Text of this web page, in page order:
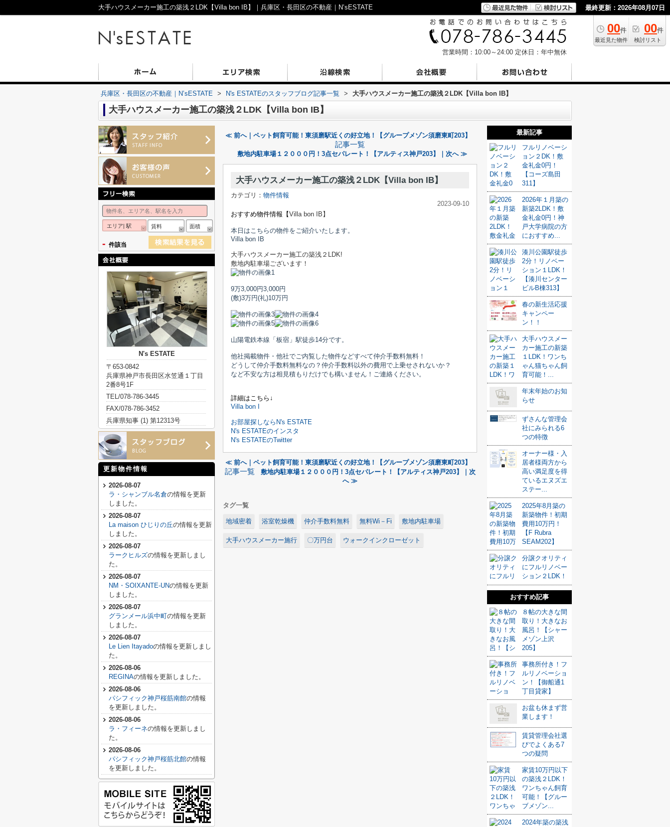
大手ハウスメーカー施工の築浅２LDK【Villa bon IB】｜兵庫区・長田区の不動産｜N’sESTATE 最終更新：2026年08月07日
00件
最近見た物件
00件
検討リスト
営業時間：10:00～24:00 定休日：年中無休
兵庫区・長田区の不動産｜N’sESTATE > N's ESTATEのスタッフブログ記事一覧 > 大手ハウスメーカー施工の築浅２LDK【Villa bon IB】
大手ハウスメーカー施工の築浅２LDK【Villa bon IB】
≪ 前へ｜ペット飼育可能！東須磨駅近くの好立地！【グループメゾン須磨東町203】
記事一覧
敷地内駐車場１２０００円！3点セパレート！【アルティス神戸203】｜次へ ≫
大手ハウスメーカー施工の築浅２LDK【Villa bon IB】
カテゴリ： 物件情報
2023-09-10
おすすめ物件情報【Villa bon I B】
本日はこちらの物件をご紹介いたします。
Villa bon I
B
大手ハウスメーカー施工の築浅２LDK!
敷地内駐車場ございます！
9万3,000円3,000円
(敷)3万円(礼)10万円
山陽電鉄本線「板宿」駅徒歩14分です。
他社掲載物件・他社でご内覧した物件などすべて仲介手数料無料！
どうして仲介手数料無料なの？仲介手数料以外の費用で上乗せされないか？
など不安な方は相見積もりだけでも構いません！ご連絡ください。
詳細はこちら↓
Villa bon I
お部屋探しならN's ESTATE
N's ESTATEのインスタ
N's ESTATEのTwitter
≪ 前へ｜ペット飼育可能！東須磨駅近くの好立地！【グループメゾン須磨東町203】
記事一覧
敷地内駐車場１２０００円！3点セパレート！【アルティス神戸203】｜次
へ ≫
タグ一覧
地域密着 浴室乾燥機 仲介手数料無料 無料Wi－Fi 敷地内駐車場
大手ハウスメーカー施行 〇万円台 ウォークインクローゼット
最新記事
フルリノベーシ
ョン２DK！敷
金礼金0円！
【コーズ島田
311】
2026年１月築の
新築2LDK！敷
金礼金0円！神
戸大学病院の方
におすすめ...
湊川公園駅徒歩
2分！リノベー
ション１LDK！
【湊川センター
ビルB棟313】
春の新生活応援
キャンペー
ン！！
大手ハウスメー
カー施工の新築
１LDK！ワンち
ゃん猫ちゃん飼
育可能！...
年末年始のお知
らせ
ずさんな管理会
社にみられる6
つの特徴
オーナー様・入
居者様両方から
高い満足度を得
ているエヌズエ
ステー...
2025年8月築の
新築物件！初期
費用10万円！
【F Rubra
SEAM202】
分譲クオリティ
にフルリノベー
ション２LDK！
おすすめ記事
８帖の大きな間
取り！大きなお
風呂！【シャー
メゾン上沢
205】
事務所付き！フ
ルリノベーショ
ン！【御船通1
丁目貸家】
お盆も休まず営
業します！
賃貸管理会社選
びでよくある7
つの疑問
家賃10万円以下
の築浅２LDK！
ワンちゃん飼育
可能！【グルー
ブメゾン...
2024年築の築浅
エリア| 駅 賃料 面積
- 件該当
N's ESTATE
〒653-0842
兵庫県神戸市長田区水笠通１丁目
2番8号1F
TEL/078-786-3445
FAX/078-786-3452
兵庫県知事 (1) 第12313号
更新物件情報
2026-08-07
ラ・シャンブル名倉の情報を更新
しました。
2026-08-07
La maison ひじりの丘の情報を更新
しました。
2026-08-07
ラークヒルズの情報を更新しまし
た。
2026-08-07
NM・SOIXANTE-UNの情報を更新
しました。
2026-08-07
グランメール浜中町の情報を更新
しました。
2026-08-07
Le Lien Itayadoの情報を更新しまし
た。
2026-08-06
REGINAの情報を更新しました。
2026-08-06
パシフィック神戸桜筋南館の情報
を更新しました。
2026-08-06
ラ・フィーネの情報を更新しまし
た。
2026-08-06
パシフィック神戸桜筋北館の情報
を更新しました。